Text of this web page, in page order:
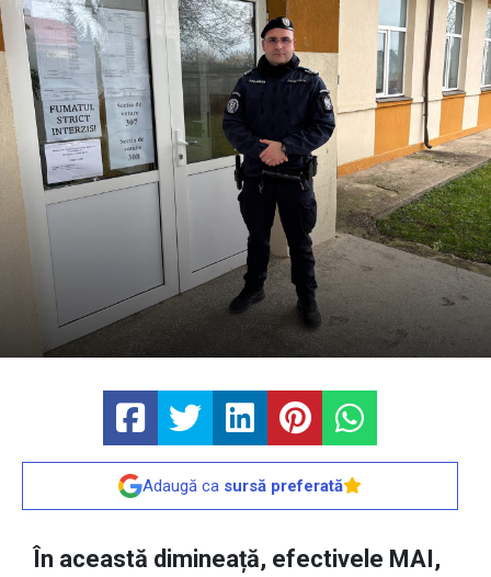
Adaugă ca sursă preferată
În această dimineață, efectivele MAI,